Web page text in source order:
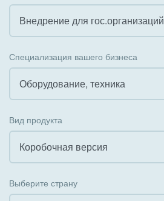
Внедрение для гос.организаций
Внедрение КЭДО
Интеграция с 1С
Организация задач и проектов
Внедрение Бизнес-процессов
Специализация вашего бизнеса
Оборудование, техника
Государственные организации
Коммунальные услуги, ЖКХ
Вид продукта
Коробочная версия
Выберите страну